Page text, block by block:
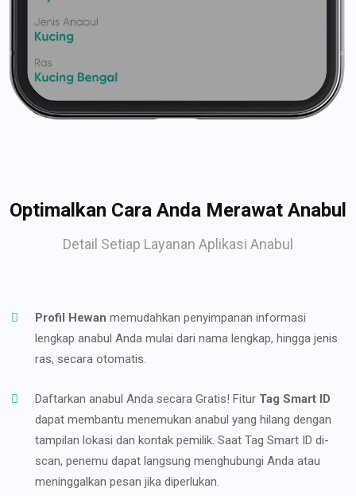
Optimalkan Cara Anda Merawat Anabul
Detail Setiap Layanan Aplikasi Anabul
Profil Hewan memudahkan penyimpanan informasi
lengkap anabul Anda mulai dari nama lengkap, hingga jenis
ras, secara otomatis.
Daftarkan anabul Anda secara Gratis! Fitur Tag Smart ID
dapat membantu menemukan anabul yang hilang dengan
tampilan lokasi dan kontak pemilik. Saat Tag Smart ID di-
scan, penemu dapat langsung menghubungi Anda atau
meninggalkan pesan jika diperlukan.